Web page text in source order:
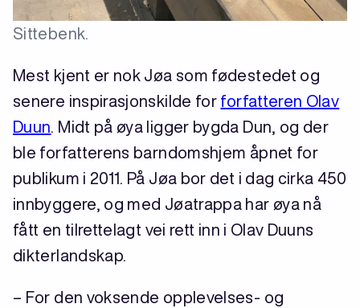
Sittebenk.
Mest kjent er nok Jøa som fødestedet og
senere inspirasjonskilde for forfatteren Olav
Duun. Midt på øya ligger bygda Dun, og der
ble forfatterens barndomshjem åpnet for
publikum i 2011. På Jøa bor det i dag cirka 450
innbyggere, og med Jøatrappa har øya nå
fått en tilrettelagt vei rett inn i Olav Duuns
dikterlandskap.
– For den voksende opplevelses- og